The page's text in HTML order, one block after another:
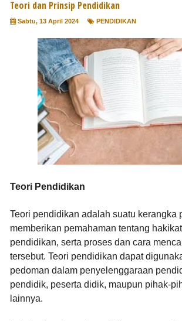
Teori dan Prinsip Pendidikan
Sabtu, 13 April 2024 PENDIDIKAN
Teori Pendidikan
Teori pendidikan adalah suatu kerangka
memberikan pemahaman tentang
pendidikan, serta proses dan cara
tersebut. Teori pendidikan dapat
pedoman dalam penyelenggaraan
pendidik, peserta didik, maupun pihak-
lainnya.